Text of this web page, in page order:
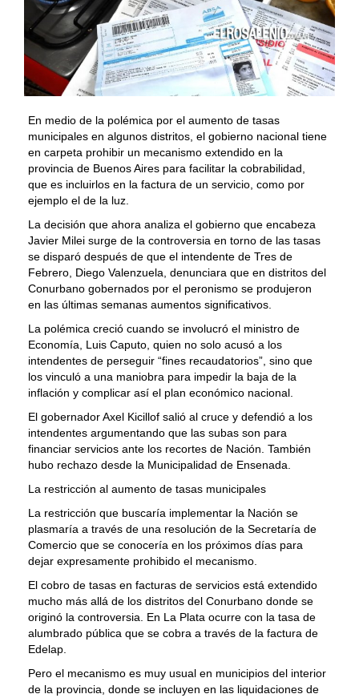
En medio de la polémica por el aumento de tasas
municipales en algunos distritos, el gobierno nacional tiene
en carpeta prohibir un mecanismo extendido en la
provincia de Buenos Aires para facilitar la cobrabilidad,
que es incluirlos en la factura de un servicio, como por
ejemplo el de la luz.
La decisión que ahora analiza el gobierno que encabeza
Javier Milei surge de la controversia en torno de las tasas
se disparó después de que el intendente de Tres de
Febrero, Diego Valenzuela, denunciara que en distritos del
Conurbano gobernados por el peronismo se produjeron
en las últimas semanas aumentos significativos.
La polémica creció cuando se involucró el ministro de
Economía, Luis Caputo, quien no solo acusó a los
intendentes de perseguir “fines recaudatorios”, sino que
los vinculó a una maniobra para impedir la baja de la
inflación y complicar así el plan económico nacional.
El gobernador Axel Kicillof salió al cruce y defendió a los
intendentes argumentando que las subas son para
financiar servicios ante los recortes de Nación. También
hubo rechazo desde la Municipalidad de Ensenada.
La restricción al aumento de tasas municipales
La restricción que buscaría implementar la Nación se
plasmaría a través de una resolución de la Secretaría de
Comercio que se conocería en los próximos días para
dejar expresamente prohibido el mecanismo.
El cobro de tasas en facturas de servicios está extendido
mucho más allá de los distritos del Conurbano donde se
originó la controversia. En La Plata ocurre con la tasa de
alumbrado pública que se cobra a través de la factura de
Edelap.
Pero el mecanismo es muy usual en municipios del interior
de la provincia, donde se incluyen en las liquidaciones de